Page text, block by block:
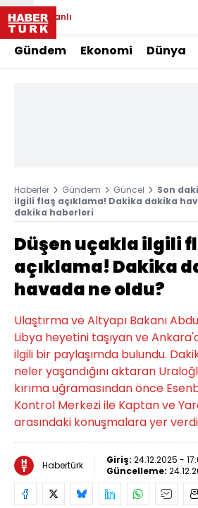
Canlı
Gündem Ekonomi Dünya
Haberler Gündem Güncel
Son
ilgili flaş açıklama! Dakika dakika
dakika haberleri
Düşen uçakla ilgili
açıklama! Dakika
havada ne oldu?
Ulaştırma ve Altyapı Bakanı
Libya heyetini taşıyan ve
ilgili bir paylaşımda bulundu.
neler yaşandığını aktaran
kırıma uğramasından önce
Kontrol Merkezi ile Kaptan ve
arasındaki konuşmalara yer
Habertürk Giriş: 24.12.2025 -
Güncelleme: